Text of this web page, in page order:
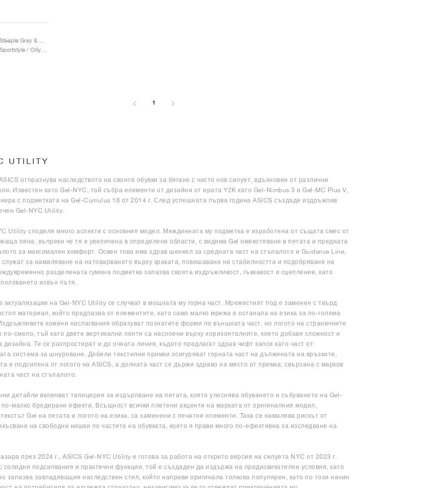
1
UTILITY
отпразнува наследството на своите обувки за бягане с чисто нов силует, вдъхновен от различни
Известен като Gel-NYC, той събра елементи от дизайни от ерата Y2K като Gel-Nimbus 3 и Gel-MC Plus V,
с подметката на Gel-Cumulus 16 от 2014 г. След успешната първа година ASICS създаде издръжлив
Gel-NYC Utility.
Utility споделя много аспекти с основния модел. Междинната му подметка е изработена от същата смес от
пяна, въпреки че тя е увеличена в определени области, с видима Gel омекотяване в петата и предната
за максимален комфорт. Освен това има здрав шенкел за средната част на стъпалото и Guidance Line,
служат за намаляване на натоварването върху краката, повишаване на стабилността и подобряване на
разделената гумена подметка запазва своята издръжливост, гъвкавост и сцепление, като
извън пътя.
актуализации на Gel-NYC Utility се случват в мощната му горна част. Мрежестият под е заменен с твърд
материал, който предпазва от елементите, като само малко мрежа е останала на езика за по-голяма
кожени наслагвания образуват познатите форми по външната част, но логото на страничните
по-смело, тъй като двете вертикални ленти са наслоени върху хоризонталните, което добавя сложност и
дизайна. Те се разпростират и до очната линия, където предлагат здрав чифт капси като част от
система за шнуроване. Дебели текстилни примки осигуряват горната част на дължината на връзките,
е подсилена от логото на ASICS, а долната част се държи здраво на място от примка, свързана с марков
част на стъпалото.
детайли включват тапицерия за издърпване на петата, която улеснява обуването и събуването на Gel-
малко бродирани ефекти. Всъщност всички плетени акценти на марката от оригиналния модел,
Gel на петата и логото на езика, са заменени с печатни елементи. Така се намалява рискът от
на свободни нишки по частите на обувката, което я прави много по-ефективна за изследване на
през 2024 г., ASICS Gel-NYC Utility е готова за работа на открито версия на силуета NYC от 2023 г.
солидни подсилвания и практични функции, той е създаден да издържа на предизвикателни условия, като
запазва завладяващия наследствен стил, който направи оригинала толкова популярен, като по този начин